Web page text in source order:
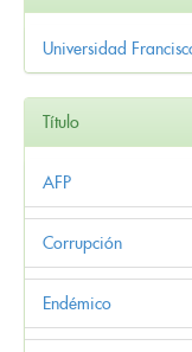
Universidad
Título
AFP
Corrupción
Endémico